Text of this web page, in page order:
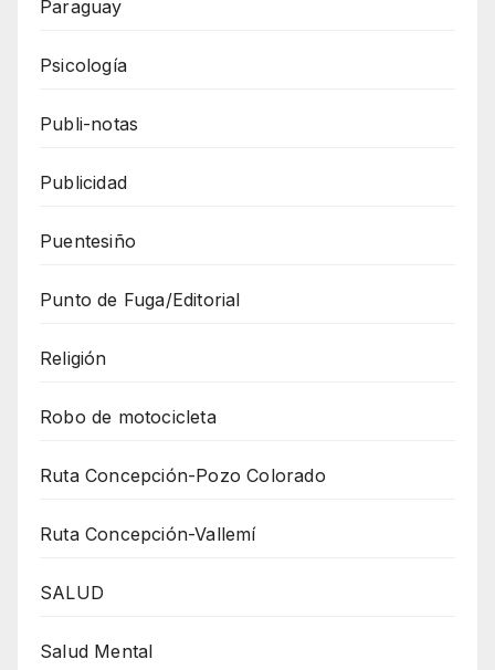
Paraguay
Psicología
Publi-notas
Publicidad
Puentesiño
Punto de Fuga/Editorial
Religión
Robo de motocicleta
Ruta Concepción-Pozo Colorado
Ruta Concepción-Vallemí
SALUD
Salud Mental